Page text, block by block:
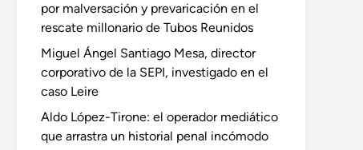
por malversación y prevaricación en el
rescate millonario de Tubos Reunidos
Miguel Ángel Santiago Mesa, director
corporativo de la SEPI, investigado en el
caso Leire
Aldo López-Tirone: el operador mediático
que arrastra un historial penal incómodo